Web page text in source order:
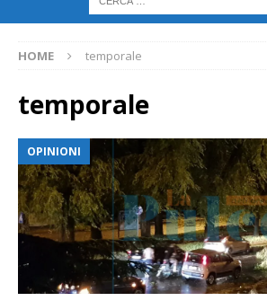
HOME temporale
temporale
OPINIONI